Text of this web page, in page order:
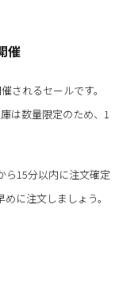
催
されるセールです。
は数量限定のため、1
ら15分以内に注文確定
に注文しましょう。